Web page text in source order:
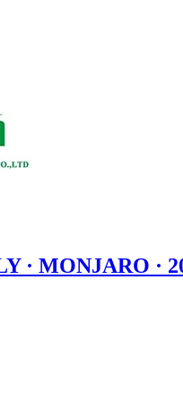
· MONJARO ·